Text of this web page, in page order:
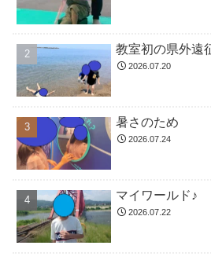
教室初の県外遠
2026.07.20
暑さのため
2026.07.24
マイワールド♪
2026.07.22